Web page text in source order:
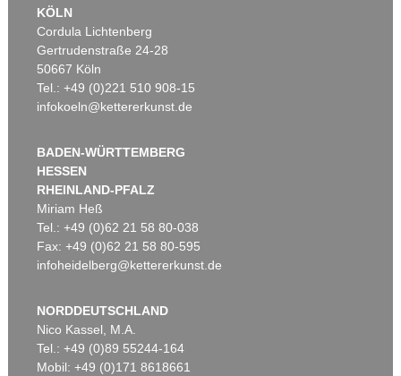
KÖLN
Cordula Lichtenberg
Gertrudenstraße 24-28
50667 Köln
Tel.: +49 (0)221 510 908-15
infokoeln@kettererkunst.de
BADEN-WÜRTTEMBERG
HESSEN
RHEINLAND-PFALZ
Miriam Heß
Tel.: +49 (0)62 21 58 80-038
Fax: +49 (0)62 21 58 80-595
infoheidelberg@kettererkunst.de
NORDDEUTSCHLAND
Nico Kassel, M.A.
Tel.: +49 (0)89 55244-164
Mobil: +49 (0)171 8618661